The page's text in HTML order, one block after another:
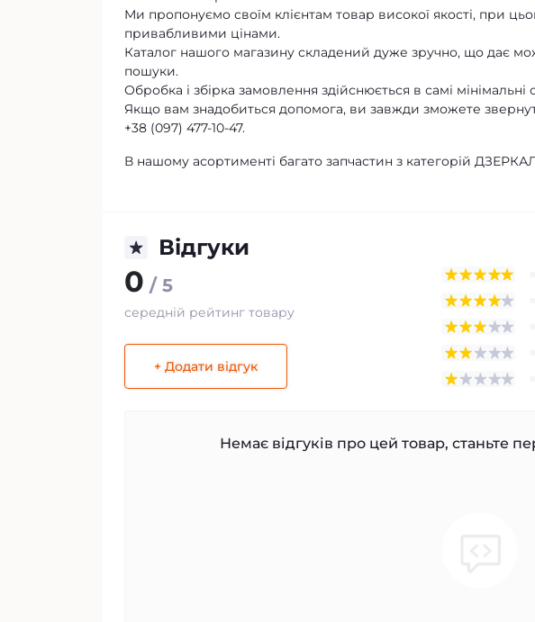
Ми пропонуємо своїм клієнтам товар високої якості, при
привабливими цінами.
Каталог нашого магазину складений дуже зручно, що дає
пошуки.
Обробка і збірка замовлення здійснюється в самі мінімальні
Якщо вам знадобиться допомога, ви завжди зможете
+38 (097) 477-10-47.
В нашому асортименті багато запчастин з категорій
Відгуки
0 / 5
середній рейтинг товару
+ Додати відгук
Немає відгуків про цей товар, станьте